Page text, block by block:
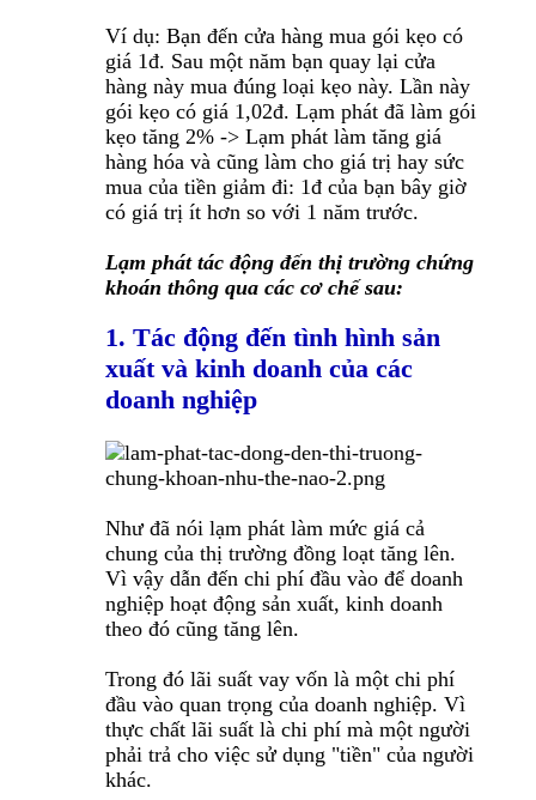
Ví dụ: Bạn đến cửa hàng mua gói kẹo có
giá 1đ. Sau một năm bạn quay lại cửa
hàng này mua đúng loại kẹo này. Lần này
gói kẹo có giá 1,02đ. Lạm phát đã làm gói
kẹo tăng 2% -> Lạm phát làm tăng giá
hàng hóa và cũng làm cho giá trị hay sức
mua của tiền giảm đi: 1đ của bạn bây giờ
có giá trị ít hơn so với 1 năm trước.
Lạm phát tác động đến thị trường chứng
khoán thông qua các cơ chế sau:
1. Tác động đến tình hình sản
xuất và kinh doanh của các
doanh nghiệp
Như đã nói lạm phát làm mức giá cả
chung của thị trường đồng loạt tăng lên.
Vì vậy dẫn đến chi phí đầu vào để doanh
nghiệp hoạt động sản xuất, kinh doanh
theo đó cũng tăng lên.
Trong đó lãi suất vay vốn là một chi phí
đầu vào quan trọng của doanh nghiệp. Vì
thực chất lãi suất là chi phí mà một người
phải trả cho việc sử dụng "tiền" của người
khác.